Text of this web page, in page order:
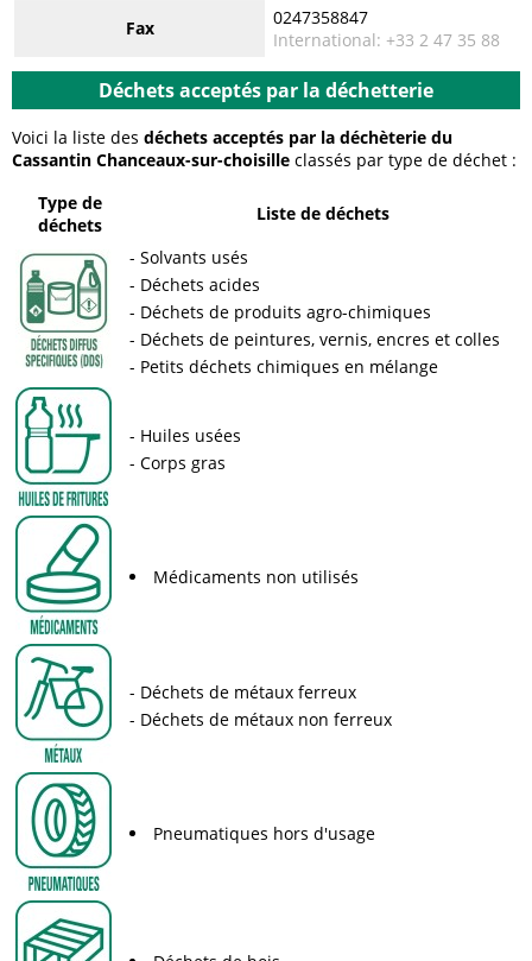
Fax
0247358847
International: +33 2 47 35 88
Déchets acceptés par la déchetterie
Voici la liste des déchets acceptés par la déchèterie du
Cassantin Chanceaux-sur-choisille classés par type de déchet :
Type de
déchets
Liste de déchets
Solvants usés
Déchets acides
Déchets de produits agro-chimiques
Déchets de peintures, vernis, encres et colles
Petits déchets chimiques en mélange
Huiles usées
Corps gras
Médicaments non utilisés
Déchets de métaux ferreux
Déchets de métaux non ferreux
Pneumatiques hors d'usage